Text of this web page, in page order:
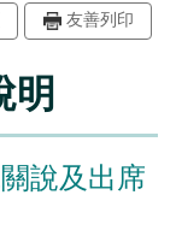
友善列印
明
說及出席